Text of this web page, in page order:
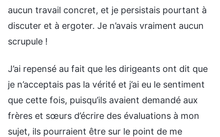
aucun travail concret, et je persistais pourtant à
discuter et à ergoter. Je n’avais vraiment aucun
scrupule !
J’ai repensé au fait que les dirigeants ont dit que
je n’acceptais pas la vérité et j’ai eu le sentiment
que cette fois, puisqu’ils avaient demandé aux
frères et sœurs d’écrire des évaluations à mon
sujet, ils pourraient être sur le point de me